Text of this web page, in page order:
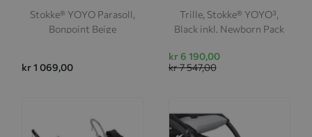
Stokke® YOYO Parasoll,
Bonpoint Beige
kr 1 069,00
Trille, Stokke® YOYO³,
Black inkl. Newborn Pack
kr 6 190,00
kr 7 547,00